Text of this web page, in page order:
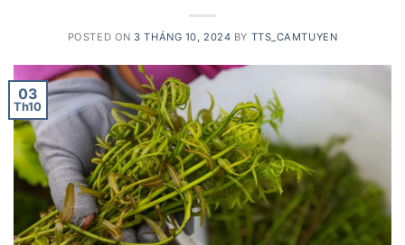
POSTED ON 3 THÁNG 10, 2024 BY TTS_CAMTUYEN
03
Th10